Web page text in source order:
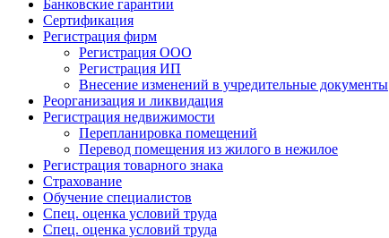
Банковские гарантии
Сертификация
Регистрация фирм
Регистрация ООО
Регистрация ИП
Внесение изменений в учредительные документы
Реорганизация и ликвидация
Регистрация недвижимости
Перепланировка помещений
Перевод помещения из жилого в нежилое
Регистрация товарного знака
Страхование
Обучение специалистов
Спец. оценка условий труда
Спец. оценка условий труда